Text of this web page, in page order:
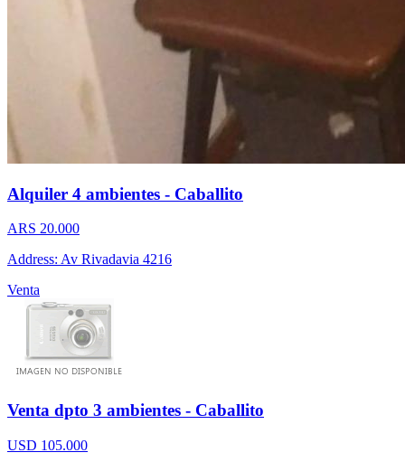
Alquiler 4 ambientes - Caballito
ARS 20.000
Address: Av Rivadavia 4216
Venta
Venta dpto 3 ambientes - Caballito
USD 105.000